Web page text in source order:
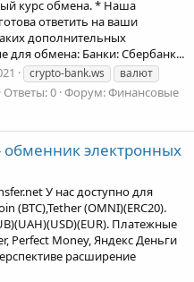
курс обмена. * Наша
ответить на ваши
дополнительных
для обмена: Банки: Сбербанк...
crypto-bank.ws
валют
Ответы: 0 Форум:Финансовые
электронных
У нас доступно для
(BTC),Tether (OMNI)(ERC20).
Платежные
Perfect Money, Яндекс Деньги
расширение